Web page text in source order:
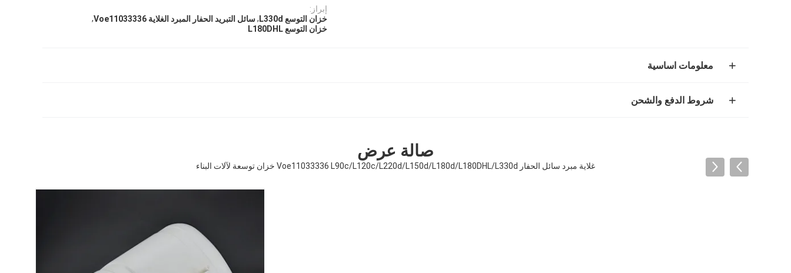
إبراز:
خزان التوسع L330d
,سائل التبريد الحفار المبرد الغلاية Voe11033336
,
خزان التوسع L180DHL
معلومات اساسية
شروط الدفع والشحن
صالة عرض
غلاية مبرد سائل الحفار Voe11033336 L90c/L120c/L220d/L150d/L180d/L180DHL/L330d خزان توسعة لآلات البناء